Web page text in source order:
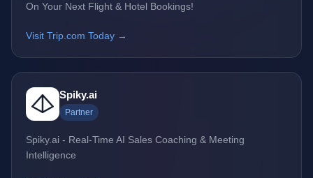
On Your Next Flight & Hotel Bookings!
Visit Trip.com Today →
Spiky.ai
Partner
Spiky.ai - Real-Time AI Sales Coaching & Meeting
Intelligence